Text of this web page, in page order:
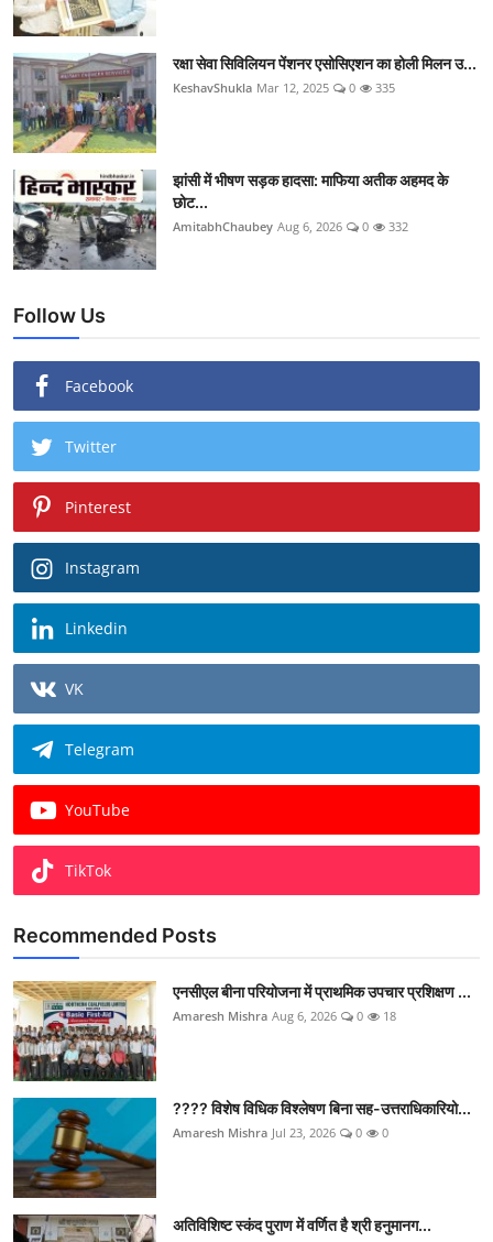
रक्षा सेवा सिविलियन पेंशनर एसोसिएशन का होली मिलन उ...
KeshavShukla Mar 12, 2025 0 335
झांसी में भीषण सड़क हादसा: माफिया अतीक अहमद के
छोट...
AmitabhChaubey Aug 6, 2026 0 332
Follow Us
Facebook
Twitter
Pinterest
Instagram
Linkedin
VK
Telegram
YouTube
TikTok
Recommended Posts
एनसीएल बीना परियोजना में प्राथमिक उपचार प्रशिक्षण ...
Amaresh Mishra Aug 6, 2026 0 18
???? विशेष विधिक विश्लेषण बिना सह-उत्तराधिकारियो...
Amaresh Mishra Jul 23, 2026 0 0
अतिविशिष्ट स्कंद पुराण में वर्णित है श्री हनुमानग...